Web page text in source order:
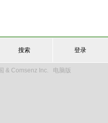
搜索 登录
& Comsenz Inc. 电脑版